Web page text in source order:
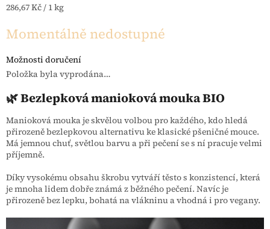
Měrná cena:
286,67 Kč / 1 kg
Momentálně nedostupné
Možnosti doručení
Položka byla vyprodána…
🌿 Bezlepková manioková mouka BIO
Manioková mouka je skvělou volbou pro každého, kdo hledá
přirozeně bezlepkovou alternativu ke klasické pšeničné mouce.
Má jemnou chuť, světlou barvu a při pečení se s ní pracuje velmi
příjemně.
Díky vysokému obsahu škrobu vytváří těsto s konzistencí, která
je mnoha lidem dobře známá z běžného pečení. Navíc je
přirozeně bez lepku, bohatá na vlákninu a vhodná i pro vegany.